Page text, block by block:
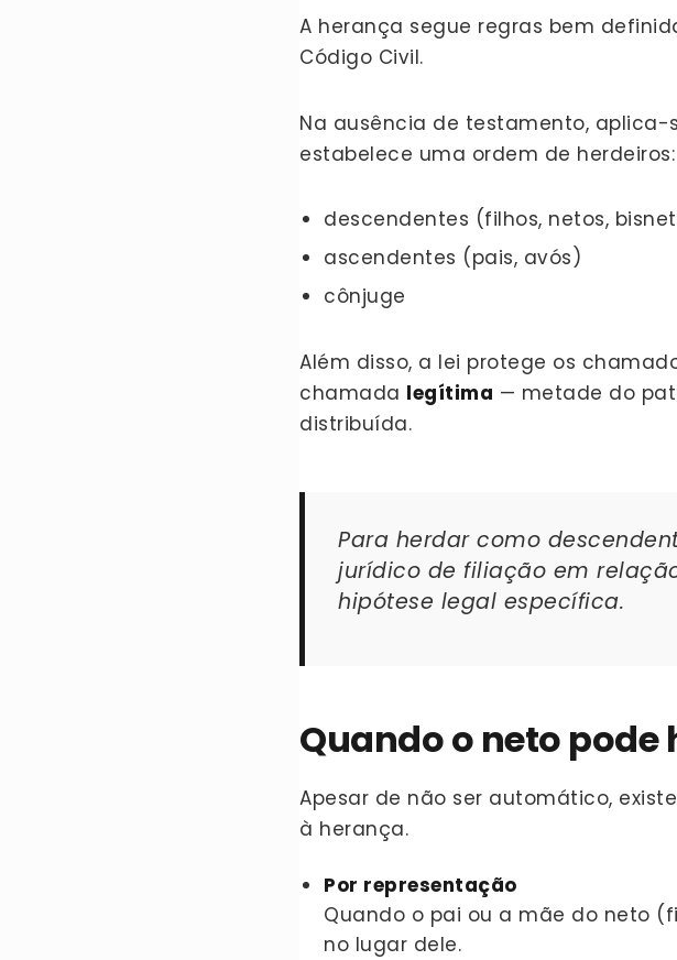
A herança segue regras bem
Código Civil.
Na ausência de testamento,
estabelece uma ordem de herdeiros:
descendentes (filhos, netos,
ascendentes (pais, avós)
cônjuge
Além disso, a lei protege os
chamada legítima — metade do
distribuída.
Para herdar como
jurídico de filiação em
hipótese legal específica.
Quando o neto pode
Apesar de não ser automático,
à herança.
Por representação
Quando o pai ou a mãe do neto
no lugar dele.